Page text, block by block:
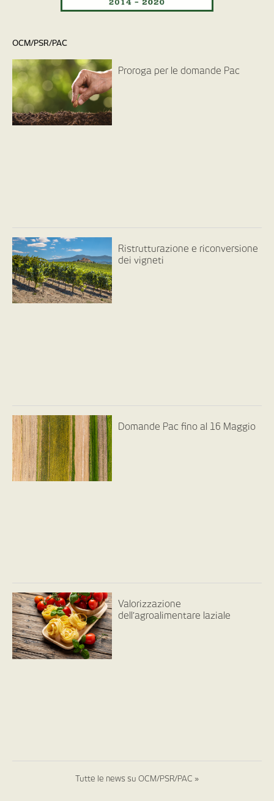
OCM/PSR/PAC
Proroga per le domande Pac
Ristrutturazione e riconversione
dei vigneti
Domande Pac fino al 16 Maggio
Valorizzazione
dell’agroalimentare laziale
Tutte le news su OCM/PSR/PAC »